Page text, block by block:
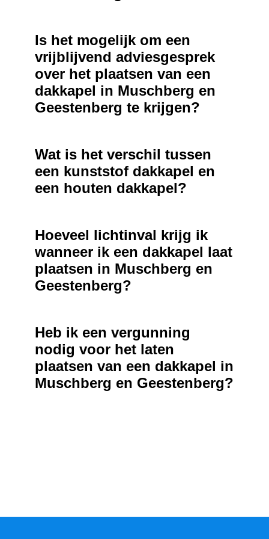
Is het mogelijk om een
vrijblijvend adviesgesprek
over het plaatsen van een
dakkapel in Muschberg en
Geestenberg te krijgen?
Wat is het verschil tussen
een kunststof dakkapel en
een houten dakkapel?
Hoeveel lichtinval krijg ik
wanneer ik een dakkapel laat
plaatsen in Muschberg en
Geestenberg?
Heb ik een vergunning
nodig voor het laten
plaatsen van een dakkapel in
Muschberg en Geestenberg?